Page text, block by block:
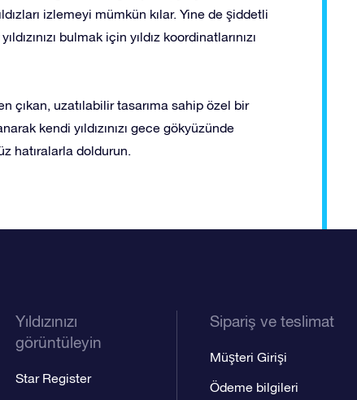
izlemeyi mümkün kılar. Yine de şiddetli
bulmak için yıldız koordinatlarınızı
çıkan, uzatılabilir tasarıma sahip özel bir
kendi yıldızınızı gece gökyüzünde
hatıralarla doldurun.
Yıldızınızı
görüntüleyin
Star Register
Sipariş ve teslimat
Müşteri Girişi
Ödeme bilgileri